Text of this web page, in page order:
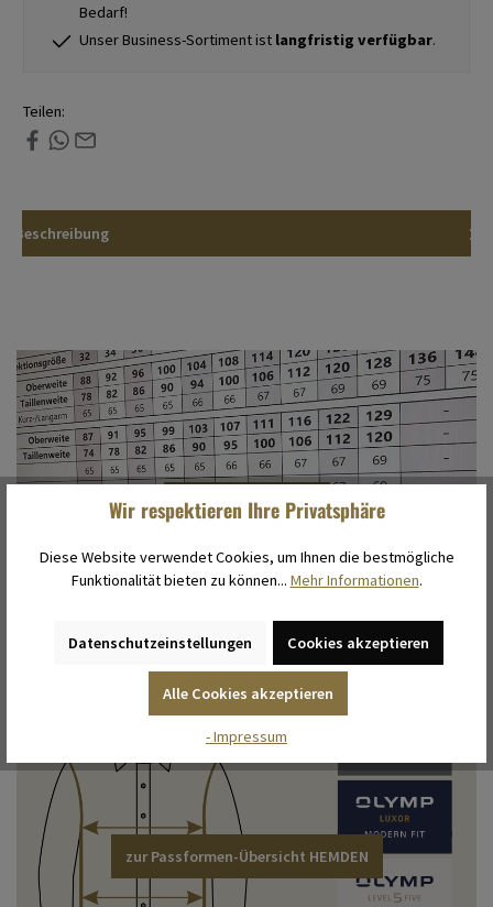
Bedarf!
Unser Business-Sortiment ist langfristig verfügbar.
Teilen:
Beschreibung
zu den Maßtabellen
zur Passformen-Übersicht HEMDEN
Wir respektieren Ihre Privatsphäre
Diese Website verwendet Cookies, um Ihnen die bestmögliche
Funktionalität bieten zu können... Mehr Informationen.
Datenschutzeinstellungen Cookies akzeptieren
Alle Cookies akzeptieren
- Impressum